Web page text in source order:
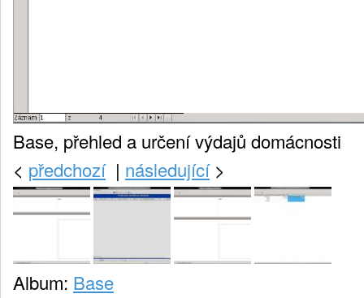
Base, přehled a určení výdajů domácnosti
< předchozí| následující>
Album: Base